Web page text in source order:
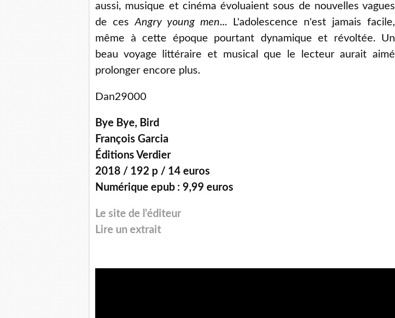
aussi, musique et cinéma évoluaient sous de nouvelles vagues
de ces Angry young men... L'adolescence n'est jamais facile,
même à cette époque pourtant dynamique et révoltée. Un
beau voyage littéraire et musical que le lecteur aurait aimé
prolonger encore plus.
Dan29000
Bye Bye, Bird
François Garcia
Éditions Verdier
2018 / 192 p / 14 euros
Numérique epub : 9,99 euros
Le site de l'éditeur
Lire un extrait